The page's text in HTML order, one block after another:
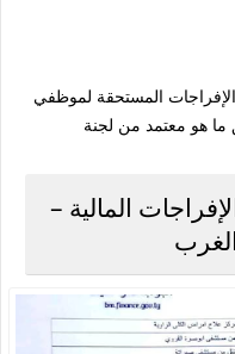
المستحقة لموظفي
ما هو معتمد من لجنة
الإفراجات المالية –